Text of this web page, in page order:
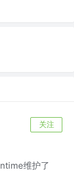
关注
维护了